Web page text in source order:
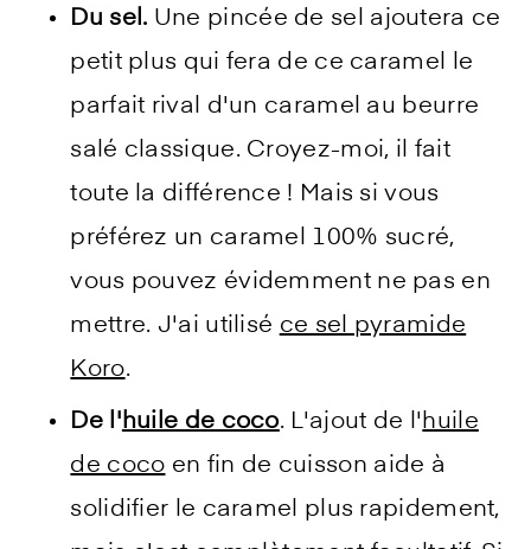
Du sel. Une pincée de sel ajoutera ce
petit plus qui fera de ce caramel le
parfait rival d'un caramel au beurre
salé classique. Croyez-moi, il fait
toute la différence ! Mais si vous
préférez un caramel 100% sucré,
vous pouvez évidemment ne pas en
mettre. J'ai utilisé ce sel pyramide
Koro.
De l'huile de coco. L'ajout de l'huile
de coco en fin de cuisson aide à
solidifier le caramel plus rapidement,